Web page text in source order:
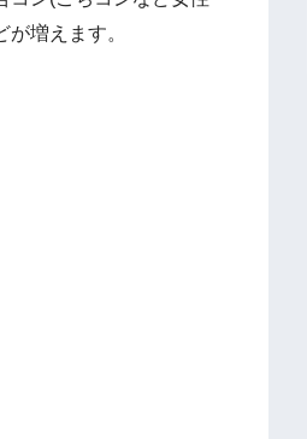
増えます。